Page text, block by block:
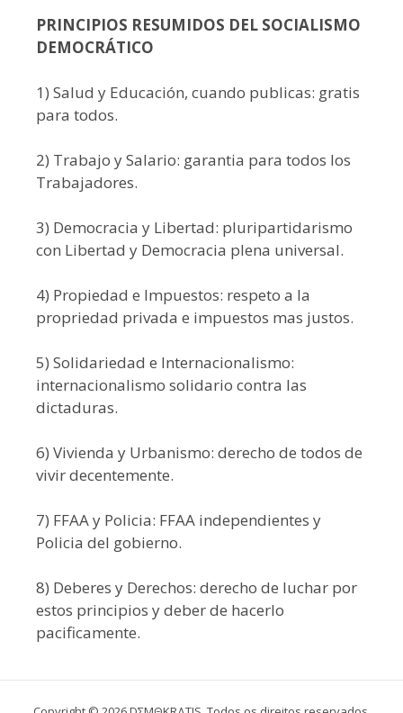
PRINCIPIOS RESUMIDOS DEL SOCIALISMO
DEMOCRÁTICO
1) Salud y Educación, cuando publicas: gratis
para todos.
2) Trabajo y Salario: garantia para todos los
Trabajadores.
3) Democracia y Libertad: pluripartidarismo
con Libertad y Democracia plena universal.
4) Propiedad e Impuestos: respeto a la
propriedad privada e impuestos mas justos.
5) Solidariedad e Internacionalismo:
internacionalismo solidario contra las
dictaduras.
6) Vivienda y Urbanismo: derecho de todos de
vivir decentemente.
7) FFAA y Policia: FFAA independientes y
Policia del gobierno.
8) Deberes y Derechos: derecho de luchar por
estos principios y deber de hacerlo
pacificamente.